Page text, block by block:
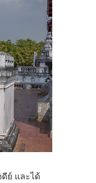
ย์ และได้